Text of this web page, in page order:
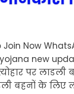
Now
new
पर
बहनों के लिए